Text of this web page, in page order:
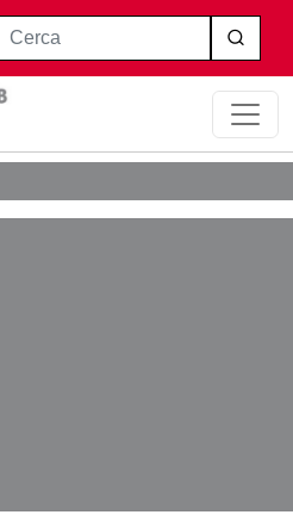
Cerca
Abbonamento Ai Mezzi Pubblici